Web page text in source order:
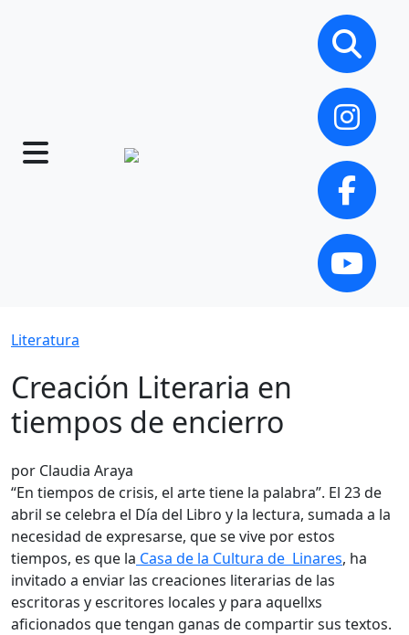
Literatura
Creación Literaria en
tiempos de encierro
por Claudia Araya
“En tiempos de crisis, el arte tiene la palabra”. El 23 de
abril se celebra el Día del Libro y la lectura, sumada a la
necesidad de expresarse, que se vive por estos
tiempos, es que la Casa de la Cultura de Linares, ha
invitado a enviar las creaciones literarias de las
escritoras y escritores locales y para aquellxs
aficionados que tengan ganas de compartir sus textos.